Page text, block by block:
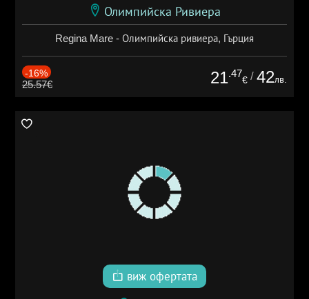
Олимпийска Ривиера
Regina Mare - Олимпийска ривиера, Гърция
-16%
25.57€ 21.47
€ / 42лв.
виж офертата